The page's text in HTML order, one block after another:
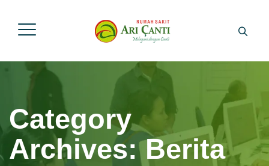
Category
Archives:Berita